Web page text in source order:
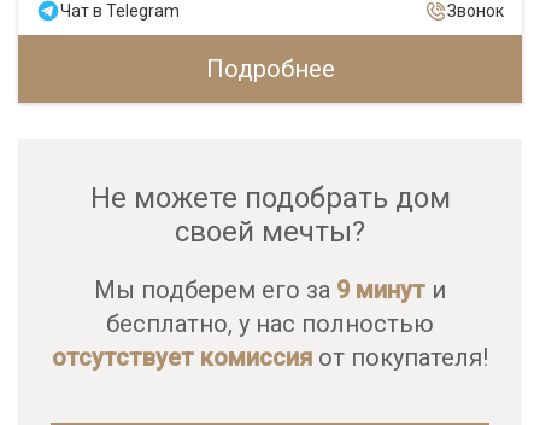
Чат в Telegram Звонок
Подробнее
Не можете подобрать дом
своей мечты?
Мы подберем его за 9 минут и
бесплатно, у нас полностью
отсутствует комиссия от покупателя!